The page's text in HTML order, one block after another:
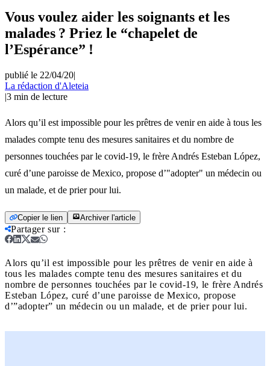
Vous voulez aider les soignants et les
malades ? Priez le “chapelet de
l’Espérance” !
publié le 22/04/20|
La rédaction d'Aleteia
|3 min de lecture
Alors qu’il est impossible pour les prêtres de venir en aide à tous les
malades compte tenu des mesures sanitaires et du nombre de
personnes touchées par le covid-19, le frère Andrés Esteban López,
curé d’une paroisse de Mexico, propose d’"adopter" un médecin ou
un malade, et de prier pour lui.
Copier le lien Archiver l'article
Partager sur:
Alors qu’il est impossible pour les prêtres de venir en aide à
tous les malades compte tenu des mesures sanitaires et du
nombre de personnes touchées par le covid-19, le frère Andrés
Esteban López, curé d’une paroisse de Mexico, propose
d’”adopter” un médecin ou un malade, et de prier pour lui.